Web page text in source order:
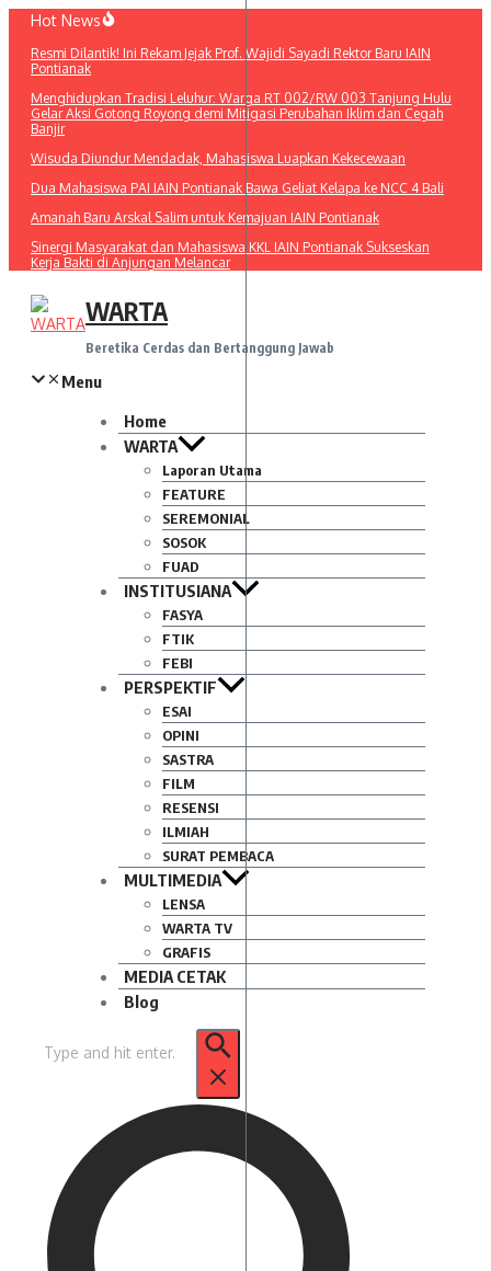
Lewati
konten
Hot News
Resmi Dilantik! Ini Rekam Jejak Prof. Wajidi Sayadi Rektor Baru IAIN
Pontianak
Menghidupkan Tradisi Leluhur: Warga RT 002/RW 003 Tanjung Hulu
Gelar Aksi Gotong Royong demi Mitigasi Perubahan Iklim dan Cegah
Banjir
Wisuda Diundur Mendadak, Mahasiswa Luapkan Kekecewaan
Dua Mahasiswa PAI IAIN Pontianak Bawa Geliat Kelapa ke NCC 4 Bali
Amanah Baru Arskal Salim untuk Kemajuan IAIN Pontianak
Sinergi Masyarakat dan Mahasiswa KKL IAIN Pontianak Sukseskan
Kerja Bakti di Anjungan Melancar
WARTA
Beretika Cerdas dan Bertanggung Jawab
Menu
Home
WARTA
Laporan Utama
FEATURE
SEREMONIAL
SOSOK
FUAD
INSTITUSIANA
FASYA
FTIK
FEBI
PERSPEKTIF
ESAI
OPINI
SASTRA
FILM
RESENSI
ILMIAH
SURAT PEMBACA
MULTIMEDIA
LENSA
WARTA TV
GRAFIS
MEDIA CETAK
Blog
untuk: